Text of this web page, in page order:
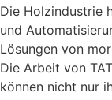
Die Holzindustrie
und
Lösungen von
Die Arbeit von
können nicht nur